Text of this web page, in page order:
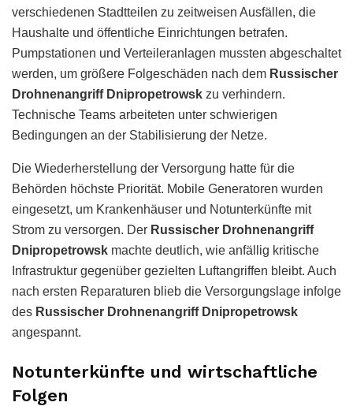
verschiedenen Stadtteilen zu zeitweisen Ausfällen, die
Haushalte und öffentliche Einrichtungen betrafen.
Pumpstationen und Verteileranlagen mussten abgeschaltet
werden, um größere Folgeschäden nach dem Russischer
Drohnenangriff Dnipropetrowsk zu verhindern.
Technische Teams arbeiteten unter schwierigen
Bedingungen an der Stabilisierung der Netze.
Die Wiederherstellung der Versorgung hatte für die
Behörden höchste Priorität. Mobile Generatoren wurden
eingesetzt, um Krankenhäuser und Notunterkünfte mit
Strom zu versorgen. Der Russischer Drohnenangriff
Dnipropetrowsk machte deutlich, wie anfällig kritische
Infrastruktur gegenüber gezielten Luftangriffen bleibt. Auch
nach ersten Reparaturen blieb die Versorgungslage infolge
des Russischer Drohnenangriff Dnipropetrowsk
angespannt.
Notunterkünfte und wirtschaftliche
Folgen